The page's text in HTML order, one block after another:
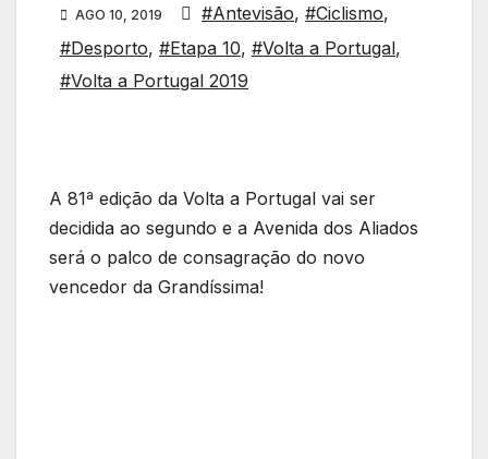
AGO 10, 2019 #Antevisão, #Ciclismo,
#Desporto, #Etapa 10, #Volta a Portugal,
#Volta a Portugal 2019
A 81ª edição da Volta a Portugal vai ser
decidida ao segundo e a Avenida dos Aliados
será o palco de consagração do novo
vencedor da Grandíssima!